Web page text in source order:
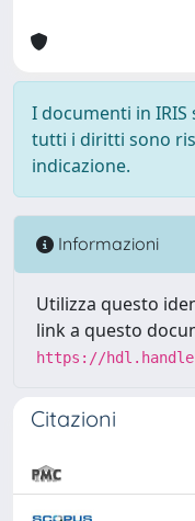
I documenti in
tutti i diritti sono
indicazione.
Informazioni
Utilizza questo
link a questo
https://
Citazioni